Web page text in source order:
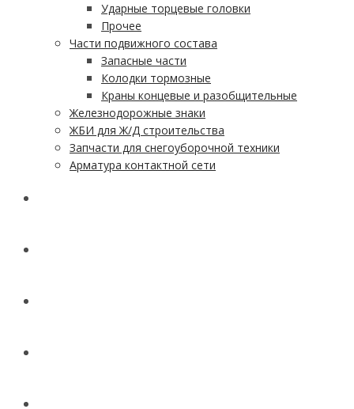
Ударные торцевые головки
Прочее
Части подвижного состава
Запасные части
Колодки тормозные
Краны концевые и разобщительные
Железнодорожные знаки
ЖБИ для Ж/Д строительства
Запчасти для снегоуборочной техники
Арматура контактной сети